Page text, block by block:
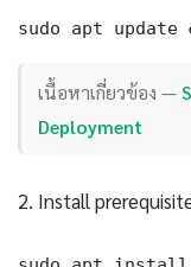
sudo apt update
เนื้อหาเกี่ยวข้อง —
Deployment
2. Install